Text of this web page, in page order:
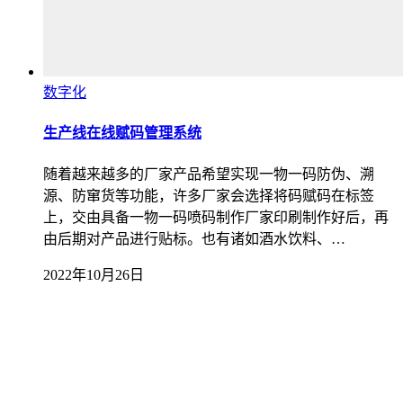
数字化
生产线在线赋码管理系统
随着越来越多的厂家产品希望实现一物一码防伪、溯
源、防窜货等功能，许多厂家会选择将码赋码在标签
上，交由具备一物一码喷码制作厂家印刷制作好后，再
由后期对产品进行贴标。也有诸如酒水饮料、…
2022年10月26日